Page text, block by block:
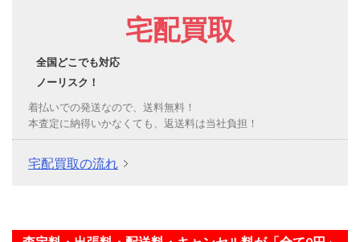
宅配買取
全国どこでも対応
ノーリスク！
着払いでの発送なので、送料無料！
本査定に納得いかなくても、返送料は当社負担！
宅配買取の流れ